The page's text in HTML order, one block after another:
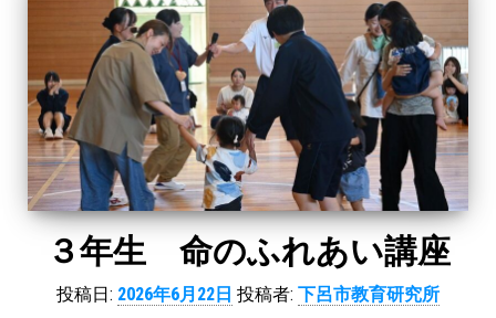
３年生 命のふれあい講座
投稿日: 2026年6月22日 投稿者: 下呂市教育研究所